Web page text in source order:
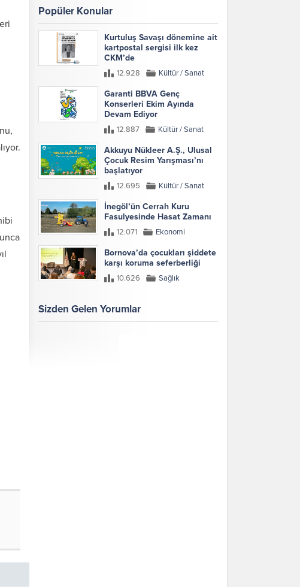
Popüler Konular
Kurtuluş Savaşı dönemine ait
kartpostal sergisi ilk kez
CKM’de
12.928 Kültür / Sanat
Garanti BBVA Genç
Konserleri Ekim Ayında
Devam Ediyor
12.887 Kültür / Sanat
Akkuyu Nükleer A.Ş., Ulusal
Çocuk Resim Yarışması’nı
başlatıyor
12.695 Kültür / Sanat
İnegöl’ün Cerrah Kuru
Fasulyesinde Hasat Zamanı
12.071 Ekonomi
Bornova’da çocukları şiddete
karşı koruma seferberliği
10.626 Sağlık
Sizden Gelen Yorumlar